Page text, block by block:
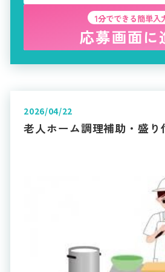
1分でできる簡単入
応募画面に
2026/04/22
老人ホーム調理補助・盛り